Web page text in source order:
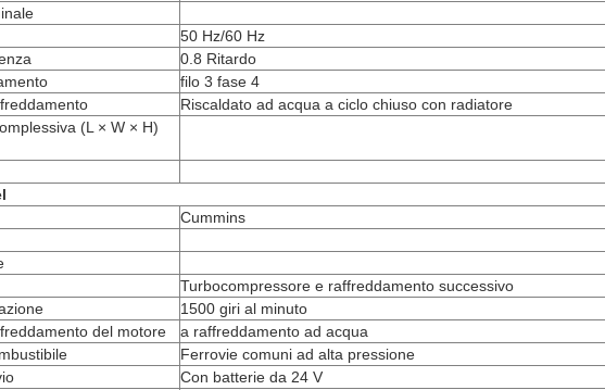
50 Hz/60 Hz
0.8 Ritardo
filo 3 fase 4
Riscaldato ad acqua a ciclo chiuso con radiatore
(L × W × H)
Cummins
Turbocompressore e raffreddamento successivo
1500 giri al minuto
del motore
a raffreddamento ad acqua
Ferrovie comuni ad alta pressione
Con batterie da 24 V